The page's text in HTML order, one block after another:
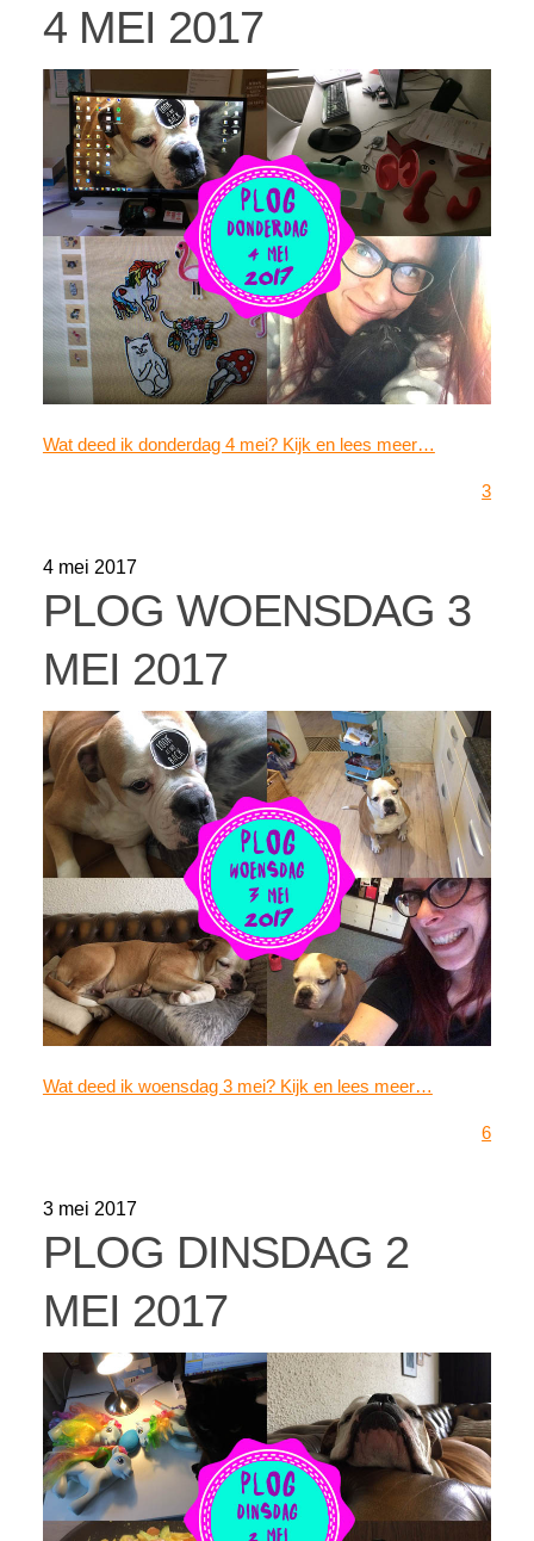
4 MEI 2017
Wat deed ik donderdag 4 mei? Kijk en lees meer…
3
4 mei 2017
PLOG WOENSDAG 3
MEI 2017
Wat deed ik woensdag 3 mei? Kijk en lees meer…
6
3 mei 2017
PLOG DINSDAG 2
MEI 2017